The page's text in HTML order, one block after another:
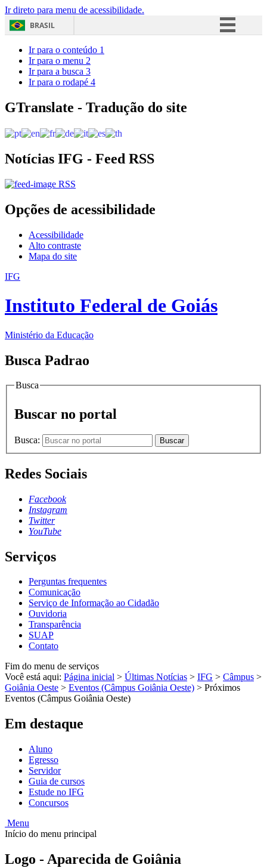
Ir direto para menu de acessibilidade.
BRASIL
Acesso à informação
Ir para o conteúdo 1
Ir para o menu 2
Ir para a busca 3
Ir para o rodapé 4
GTranslate - Tradução do site
Notícias IFG - Feed RSS
RSS
Opções de acessibilidade
Acessibilidade
Alto contraste
Mapa do site
IFG
Instituto Federal de Goiás
Ministério da Educação
Busca Padrao
Busca
Buscar no portal
Busca: Buscar
Redes Sociais
Facebook
Instagram
Twitter
YouTube
Serviços
Perguntas frequentes
Comunicação
Serviço de Informação ao Cidadão
Ouvidoria
Transparência
SUAP
Contato
Fim do menu de serviços
Você está aqui: Página inicial > Últimas Notícias > IFG > Câmpus >
Goiânia Oeste > Eventos (Câmpus Goiânia Oeste) > Próximos
Eventos (Câmpus Goiânia Oeste)
Em destaque
Aluno
Egresso
Servidor
Guia de cursos
Estude no IFG
Concursos
Menu
Início do menu principal
Logo - Aparecida de Goiânia